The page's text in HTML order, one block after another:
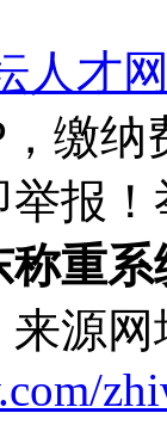
人才
缴
报
称重
来源